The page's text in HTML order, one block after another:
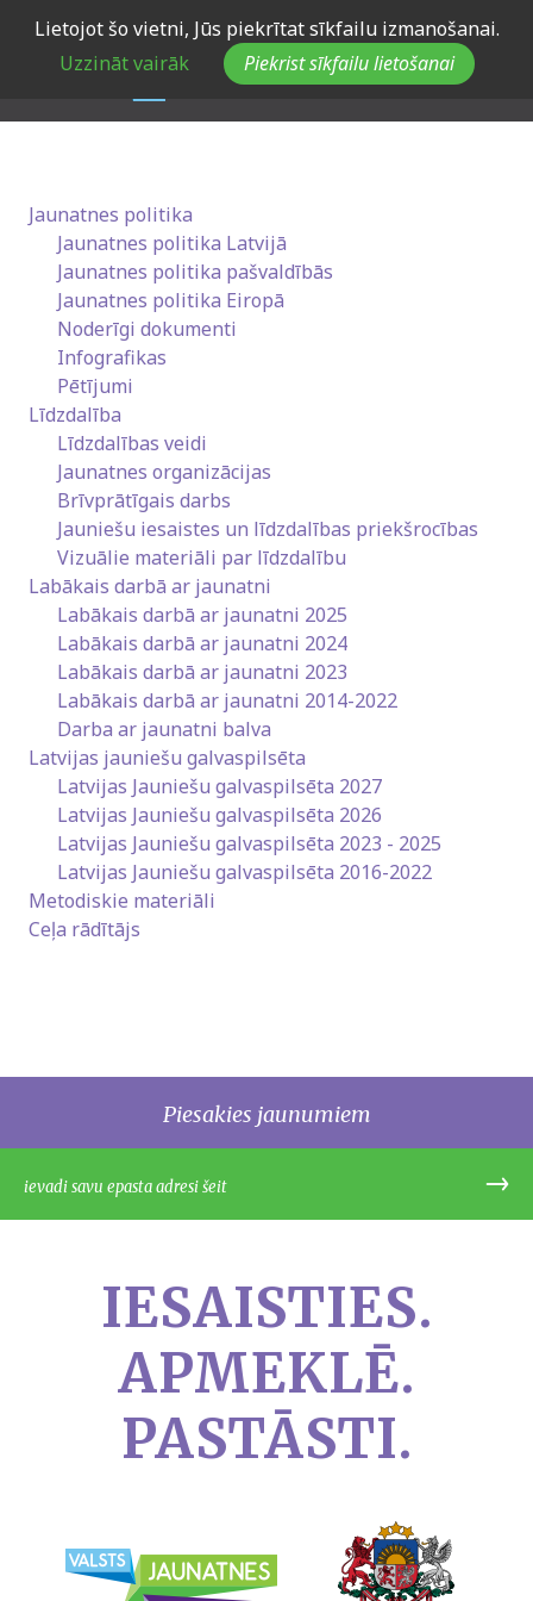
Lietojot šo vietni, Jūs piekrītat sīkfailu izmanošanai.
Uzzināt vairāk
Piekrist sīkfailu lietošanai
Jaunatnes politika
Jaunatnes politika Latvijā
Jaunatnes politika pašvaldībās
Jaunatnes politika Eiropā
Noderīgi dokumenti
Infografikas
Pētījumi
Līdzdalība
Līdzdalības veidi
Jaunatnes organizācijas
Brīvprātīgais darbs
Jauniešu iesaistes un līdzdalības priekšrocības
Vizuālie materiāli par līdzdalību
Labākais darbā ar jaunatni
Labākais darbā ar jaunatni 2025
Labākais darbā ar jaunatni 2024
Labākais darbā ar jaunatni 2023
Labākais darbā ar jaunatni 2014-2022
Darba ar jaunatni balva
Latvijas jauniešu galvaspilsēta
Latvijas Jauniešu galvaspilsēta 2027
Latvijas Jauniešu galvaspilsēta 2026
Latvijas Jauniešu galvaspilsēta 2023 - 2025
Latvijas Jauniešu galvaspilsēta 2016-2022
Metodiskie materiāli
Ceļa rādītājs
Piesakies jaunumiem
IESAISTIES.
APMEKLĒ.
PASTĀSTI.